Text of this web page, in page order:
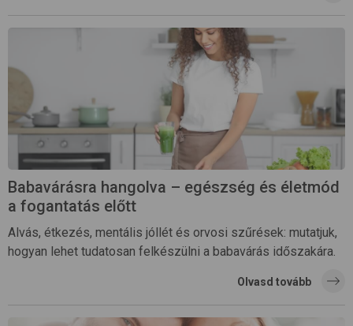
Babavárásra hangolva – egészség és életmód
a fogantatás előtt
Alvás, étkezés, mentális jóllét és orvosi szűrések: mutatjuk,
hogyan lehet tudatosan felkészülni a babavárás időszakára.
Olvasd tovább